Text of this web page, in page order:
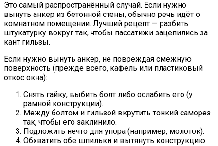
Это самый распространённый случай. Если нужно
вынуть анкер из бетонной стены, обычно речь идёт о
комнатном помещении. Лучший рецепт — разбить
штукатурку вокруг так, чтобы пассатижи зацепились за
кант гильзы.
Если нужно вынуть анкер, не повреждая смежную
поверхность (прежде всего, кафель или пластиковый
откос окна):
Снять гайку, выбить болт либо ослабить его (у
рамной конструкции).
Между болтом и гильзой вкрутить тонкий саморез
так, чтобы его заклинило.
Подложить нечто для упора (например, молоток).
Обхватить обе шпильки и вытянуть конструкцию.